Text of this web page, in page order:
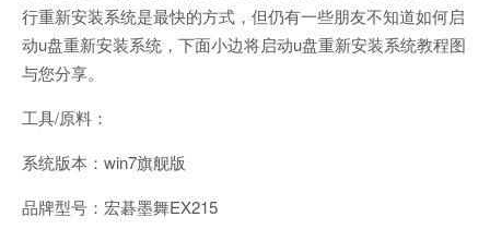
行重新安装系统是最快的方式，但仍有一些朋友不知道如何启
动u盘重新安装系统，下面小边将启动u盘重新安装系统教程图
与您分享。
工具/原料：
系统版本：win7旗舰版
品牌型号：宏碁墨舞EX215